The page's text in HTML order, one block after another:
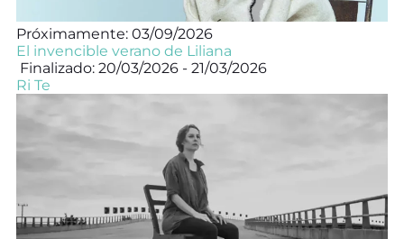
Próximamente: 03/09/2026
El invencible verano de Liliana
Finalizado: 20/03/2026 - 21/03/2026
Ri Te